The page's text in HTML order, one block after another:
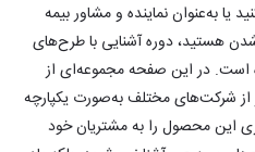
یا به‌عنوان نماینده و مشاور بیمه
هستید، دوره آشنایی با طرح‌های
است. در این صفحه مجموعه‌ای از
از شرکت‌های مختلف به‌صورت یکپارچه
این محصول را به مشتریان خود